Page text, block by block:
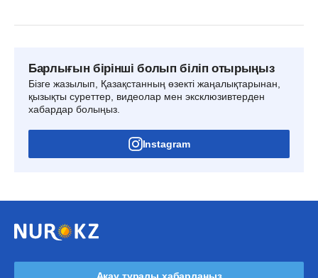
Барлығын бірінші болып біліп отырыңыз
Бізге жазылып, Қазақстанның өзекті жаңалықтарынан,
қызықты суреттер, видеолар мен эксклюзивтерден
хабардар болыңыз.
Instagram
Ақау туралы хабарлаңыз